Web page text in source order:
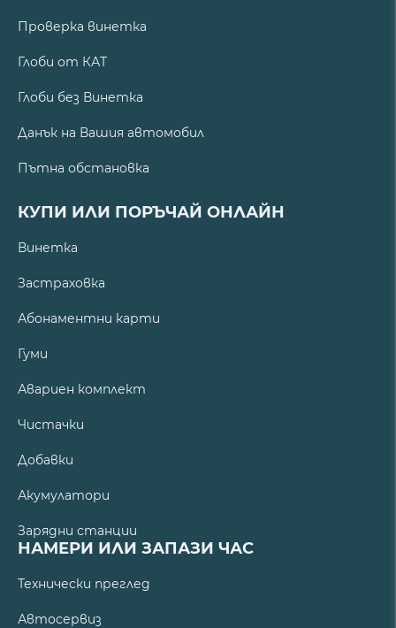
Проверка винетка
Глоби от КАТ
Глоби без Винетка
Данък на Вашия автомобил
Пътна обстановка
КУПИ ИЛИ ПОРЪЧАЙ ОНЛАЙН
Винетка
Застраховка
Абонаментни карти
Гуми
Авариен комплект
Чистачки
Добавки
Акумулатори
Зарядни станции
НАМЕРИ ИЛИ ЗАПАЗИ ЧАС
Технически преглед
Автосервиз